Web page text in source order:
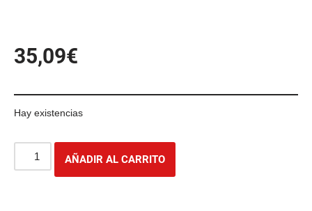
35,09€
Hay existencias
AÑADIR AL CARRITO